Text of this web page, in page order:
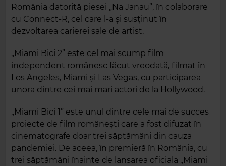
România datorită piesei „Na Janau”, în colaborare
cu Connect-R, cel care l-a și susținut în
dezvoltarea carierei sale de artist.
„Miami Bici 2” este cel mai scump film
independent românesc făcut vreodată, filmat în
Los Angeles, Miami și Las Vegas, cu participarea
unora dintre cei mai mari actori de la Hollywood.
„Miami Bici 1” este unul dintre cele mai de succes
proiecte de film românești care a fost difuzat în
cinematografe doar trei săptămâni din cauza
pandemiei. De aceea, în premieră în România, cu
trei săptămâni înainte de lansarea oficiala „Miami